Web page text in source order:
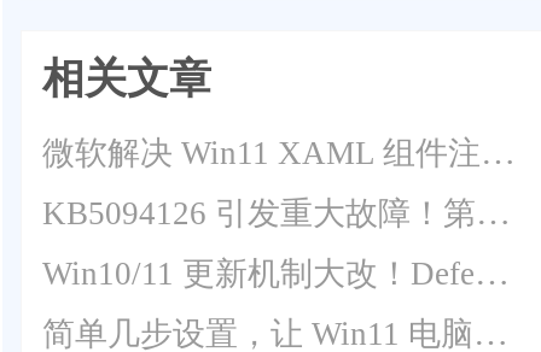
相关文章
微软解决 Win11 XAML 组件注册失效重大缺陷！
KB5094126 引发重大故障！第三方软件集体无法调用 Office OLE 自动化
Win10/11 更新机制大改！Defender EDR 脱离月度补丁独立推送
简单几步设置，让 Win11 电脑运行更顺畅